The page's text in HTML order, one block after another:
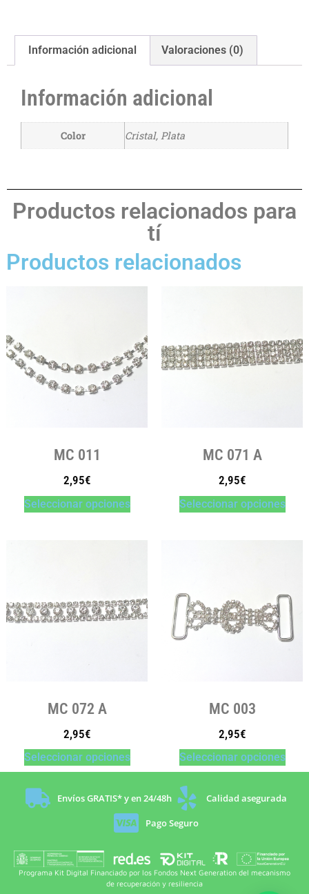
Información adicional Valoraciones (0)
Información adicional
Color Cristal, Plata
Productos relacionados para
tí
Productos relacionados
MC 011
2,95€
Seleccionar opciones
MC 071 A
2,95€
Seleccionar opciones
MC 072 A
2,95€
Seleccionar opciones
MC 003
2,95€
Seleccionar opciones
Envíos GRATIS* y en 24/48h
Calidad asegurada
Pago Seguro
Programa Kit Digital Financiado por los Fondos Next Generation del mecanismo
de recuperación y resiliencia